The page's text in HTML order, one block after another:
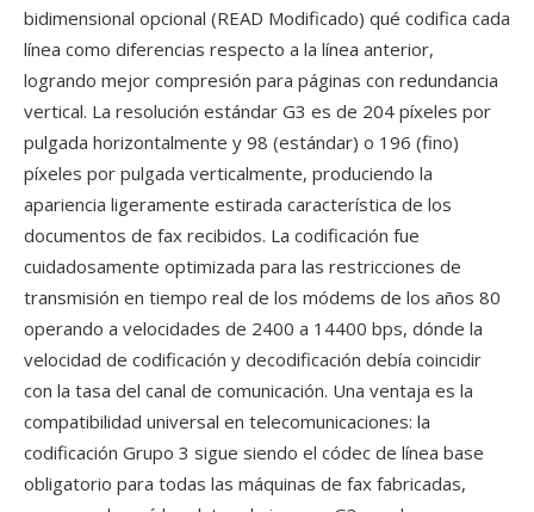
bidimensional opcional (READ Modificado) qué codifica cada
línea como diferencias respecto a la línea anterior,
logrando mejor compresión para páginas con redundancia
vertical. La resolución estándar G3 es de 204 píxeles por
pulgada horizontalmente y 98 (estándar) o 196 (fino)
píxeles por pulgada verticalmente, produciendo la
apariencia ligeramente estirada característica de los
documentos de fax recibidos. La codificación fue
cuidadosamente optimizada para las restricciones de
transmisión en tiempo real de los módems de los años 80
operando a velocidades de 2400 a 14400 bps, dónde la
velocidad de codificación y decodificación debía coincidir
con la tasa del canal de comunicación. Una ventaja es la
compatibilidad universal en telecomunicaciones: la
codificación Grupo 3 sigue siendo el códec de línea base
obligatorio para todas las máquinas de fax fabricadas,